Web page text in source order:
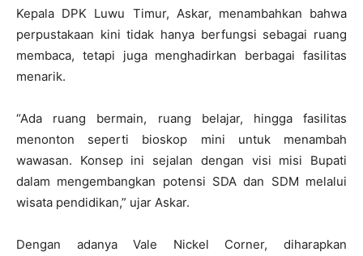
Kepala DPK Luwu Timur, Askar, menambahkan bahwa
perpustakaan kini tidak hanya berfungsi sebagai ruang
membaca, tetapi juga menghadirkan berbagai fasilitas
menarik.
“Ada ruang bermain, ruang belajar, hingga fasilitas
menonton seperti bioskop mini untuk menambah
wawasan. Konsep ini sejalan dengan visi misi Bupati
dalam mengembangkan potensi SDA dan SDM melalui
wisata pendidikan,” ujar Askar.
Dengan adanya Vale Nickel Corner, diharapkan